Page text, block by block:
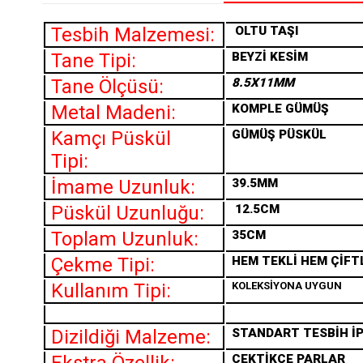
Tesbih Malzemesi: OLTU TAŞI
Tane Tipi: BEYZİ KESİM
Tane Ölçüsü: 8.5X11MM
Metal Madeni: KOMPLE GÜMÜŞ
Kamçı Püskül
Tipi:
GÜMÜŞ PÜSKÜL
İmame Uzunluk: 39.5MM
Püskül Uzunluğu: 12.5CM
Toplam Uzunluk: 35CM
Çekme Tipi: HEM TEKLİ HEM
Kullanım Tipi: KOLEKSİYONA UYGUN
Dizildiği Malzeme: STANDART TESBİH
ÇEKTİKÇE PARLAR